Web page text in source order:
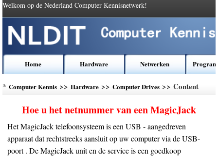
Welkom op de Nederland Computer Kennisnetwerk!
Home Hardware Netwerken
* Computer Kennis >> Hardware >> Computer Drives >> Content
Hoe u het netnummer van een MagicJack
Het MagicJack telefoonsysteem is een USB - aangedreven
apparaat dat rechtstreeks aansluit op uw computer via de USB-
poort . De MagicJack unit en de service is een goedkoop